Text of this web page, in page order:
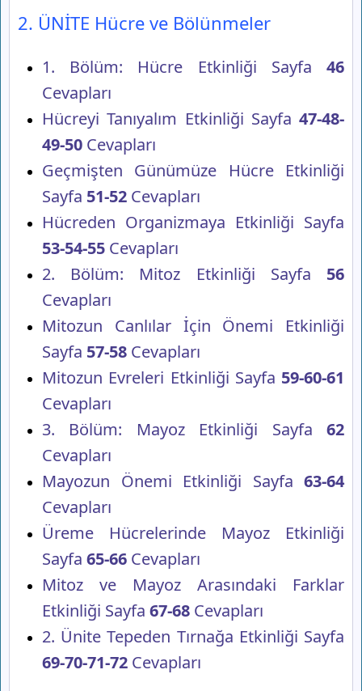
2. ÜNİTE Hücre ve Bölünmeler
1. Bölüm: Hücre Etkinliği Sayfa 46
Cevapları
Hücreyi Tanıyalım Etkinliği Sayfa 47-48-
49-50 Cevapları
Geçmişten Günümüze Hücre Etkinliği
Sayfa 51-52 Cevapları
Hücreden Organizmaya Etkinliği Sayfa
53-54-55 Cevapları
2. Bölüm: Mitoz Etkinliği Sayfa 56
Cevapları
Mitozun Canlılar İçin Önemi Etkinliği
Sayfa 57-58 Cevapları
Mitozun Evreleri Etkinliği Sayfa 59-60-61
Cevapları
3. Bölüm: Mayoz Etkinliği Sayfa 62
Cevapları
Mayozun Önemi Etkinliği Sayfa 63-64
Cevapları
Üreme Hücrelerinde Mayoz Etkinliği
Sayfa 65-66 Cevapları
Mitoz ve Mayoz Arasındaki Farklar
Etkinliği Sayfa 67-68 Cevapları
2. Ünite Tepeden Tırnağa Etkinliği Sayfa
69-70-71-72 Cevapları